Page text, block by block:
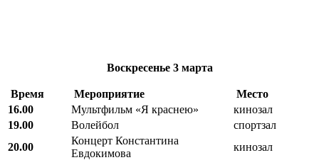
Воскресенье 3 марта
Время Мероприятие
Место
16.00
Мультфильм «Я краснею»
кинозал
19.00
Волейбол
спортзал
20.00
Концерт Константина
Евдокимова
кинозал